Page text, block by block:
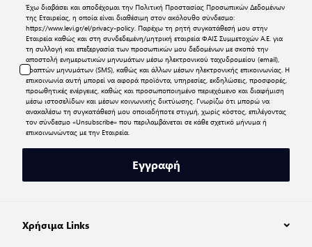
Έχω διαβάσει και αποδέχομαι την Πολιτική Προστασίας Προσωπικών Δεδομένων
της Εταιρείας, η οποία είναι διαθέσιμη στον ακόλουθο σύνδεσμο:
https://www.levi.gr/el/privacy-policy. Παρέχω τη ρητή συγκατάθεσή μου στην
Εταιρεία καθώς και στη συνδεδεμένη/μητρική εταιρεία ΦΑΙΣ Συμμετοχών Α.Ε. για
τη συλλογή και επεξεργασία των προσωπικών μου δεδομένων με σκοπό την
αποστολή ενημερωτικών μηνυμάτων μέσω ηλεκτρονικού ταχυδρομείου (email),
γραπτών μηνυμάτων (SMS), καθώς και άλλων μέσων ηλεκτρονικής επικοινωνίας. Η
επικοινωνία αυτή μπορεί να αφορά προϊόντα, υπηρεσίες, εκδηλώσεις, προσφορές,
προωθητικές ενέργειες, καθώς και προσωποποιημένο περιεχόμενο και διαφήμιση
μέσω ιστοσελίδων και μέσων κοινωνικής δικτύωσης. Γνωρίζω ότι μπορώ να
ανακαλέσω τη συγκατάθεσή μου οποιαδήποτε στιγμή, χωρίς κόστος, επιλέγοντας
τον σύνδεσμο «Unsubscribe» που περιλαμβάνεται σε κάθε σχετικό μήνυμα ή
επικοινωνώντας με την Εταιρεία.
Εγγραφή
Χρήσιμα Links